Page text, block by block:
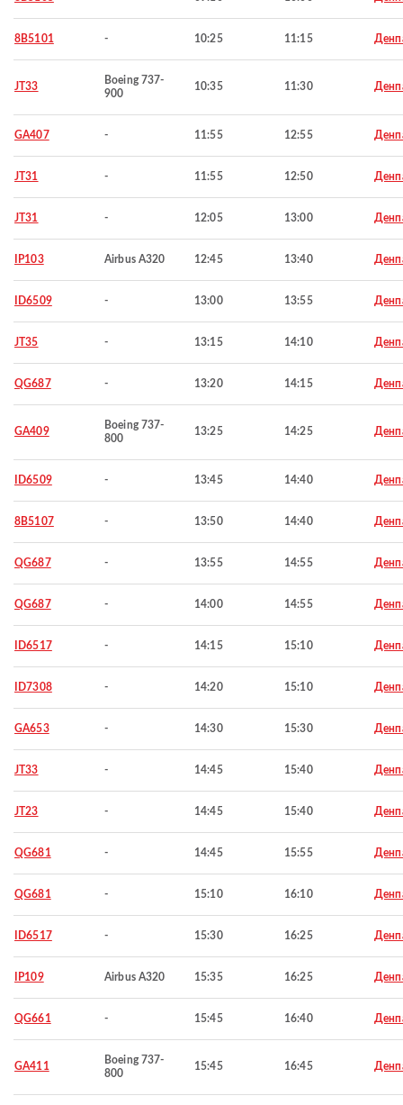
8B5101 - 10:25 11:15
JT33
Boeing 737-
900
10:35 11:30
GA407 - 11:55 12:55
JT31 - 11:55 12:50
JT31 - 12:05 13:00
IP103 Airbus A320 12:45 13:40
ID6509 - 13:00 13:55
JT35 - 13:15 14:10
QG687 - 13:20 14:15
GA409
Boeing 737-
800
13:25 14:25
ID6509 - 13:45 14:40
8B5107 - 13:50 14:40
QG687 - 13:55 14:55
QG687 - 14:00 14:55
ID6517 - 14:15 15:10
ID7308 - 14:20 15:10
GA653 - 14:30 15:30
JT33 - 14:45 15:40
JT23 - 14:45 15:40
QG681 - 14:45 15:55
QG681 - 15:10 16:10
ID6517 - 15:30 16:25
IP109 Airbus A320 15:35 16:25
QG661 - 15:45 16:40
GA411
Boeing 737-
800
15:45 16:45